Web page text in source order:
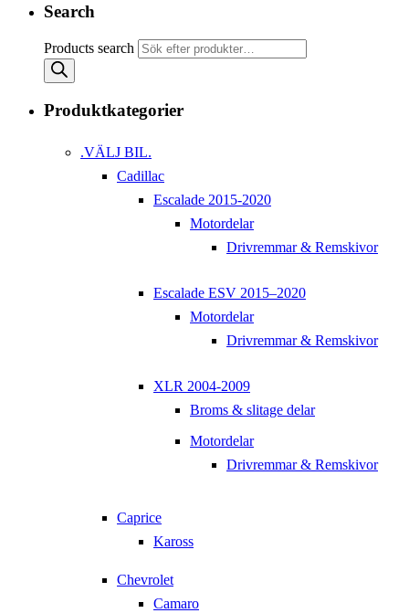
Search
Products search
Produktkategorier
.VÄLJ BIL.
Cadillac
Escalade 2015-2020
Motordelar
Drivremmar & Remskivor
Escalade ESV 2015–2020
Motordelar
Drivremmar & Remskivor
XLR 2004-2009
Broms & slitage delar
Motordelar
Drivremmar & Remskivor
Caprice
Kaross
Chevrolet
Camaro